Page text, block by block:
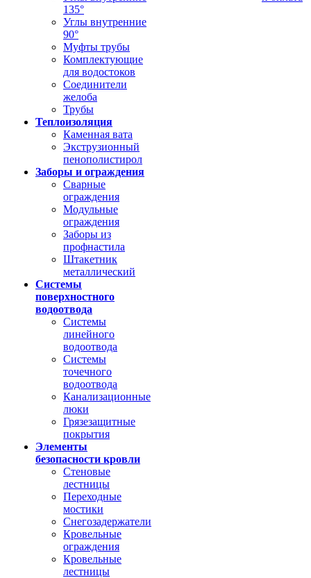
135°
Углы внутренние
90°
Муфты трубы
Комплектующие
для водостоков
Соединители
желоба
Трубы
Теплоизоляция
Каменная вата
Экструзионный
пенополистирол
Заборы и ограждения
Сварные
ограждения
Модульные
ограждения
Заборы из
профнастила
Штакетник
металлический
Системы
поверхностного
водоотвода
Системы
линейного
водоотвода
Системы
точечного
водоотвода
Канализационные
люки
Грязезащитные
покрытия
Элементы
безопасности кровли
Стеновые
лестницы
Переходные
мостики
Снегозадержатели
Кровельные
ограждения
Кровельные
лестницы